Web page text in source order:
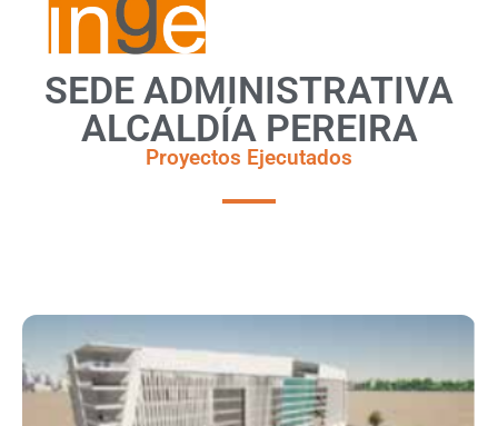
SEDE ADMINISTRATIVA
ALCALDÍA PEREIRA
Proyectos Ejecutados